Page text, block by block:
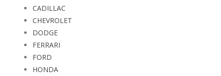
CADILLAC
CHEVROLET
DODGE
FERRARI
FORD
HONDA